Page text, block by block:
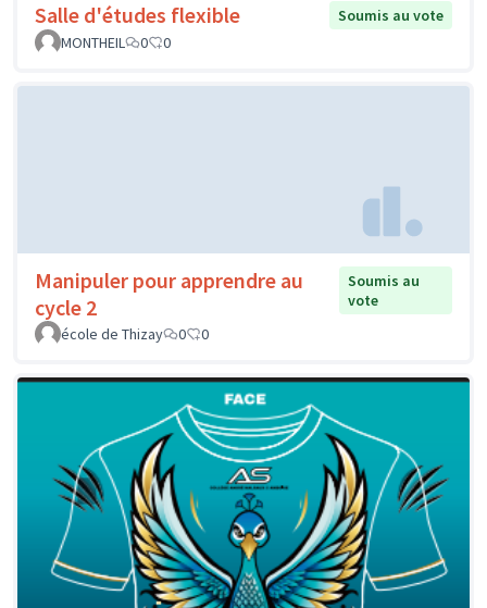
Salle d'études flexible
Soumis au vote
MONTHEIL
0 0
Manipuler pour apprendre au
cycle 2
Soumis au
vote
école de Thizay
0 0